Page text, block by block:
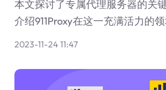
本文探讨了专属代理服务器的关
介绍911Proxy在这一充满活力的
2023-11-24 11:47